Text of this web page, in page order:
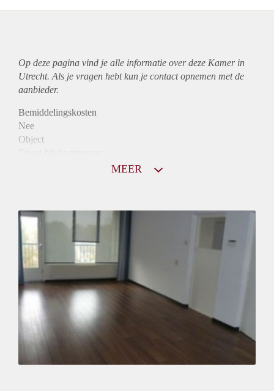
Op deze pagina vind je alle informatie over deze Kamer in
Utrecht. Als je vragen hebt kun je contact opnemen met de
aanbieder.
Bemiddelingskosten
Nee
Object
Huurtoeslag
Mogelijk
Inkomen eis
2,8 X Maandhuur Bruto
Huurtermijn
Onbepaalde termijn
Oplevering
MEER